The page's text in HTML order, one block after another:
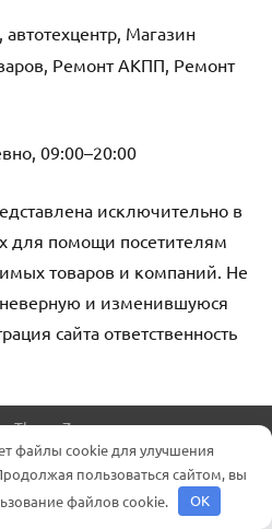
автотехцентр, Магазин
Ремонт АКПП, Ремонт
09:00–20:00
исключительно в
для помощи посетителям
товаров и компаний. Не
и изменившуюся
сайта ответственность
ThemeZee.
файлы cookie для улучшения
пользоваться сайтом, вы
файлов cookie.
OK